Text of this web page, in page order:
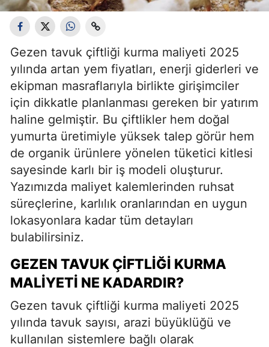
Gezen tavuk çiftliği kurma maliyeti 2025
yılında artan yem fiyatları, enerji giderleri ve
ekipman masraflarıyla birlikte girişimciler
için dikkatle planlanması gereken bir yatırım
haline gelmiştir. Bu çiftlikler hem doğal
yumurta üretimiyle yüksek talep görür hem
de organik ürünlere yönelen tüketici kitlesi
sayesinde karlı bir iş modeli oluşturur.
Yazımızda maliyet kalemlerinden ruhsat
süreçlerine, karlılık oranlarından en uygun
lokasyonlara kadar tüm detayları
bulabilirsiniz.
GEZEN TAVUK ÇIFTLIĞI KURMA
MALIYETI NE KADARDIR?
Gezen tavuk çiftliği kurma maliyeti 2025
yılında tavuk sayısı, arazi büyüklüğü ve
kullanılan sistemlere bağlı olarak